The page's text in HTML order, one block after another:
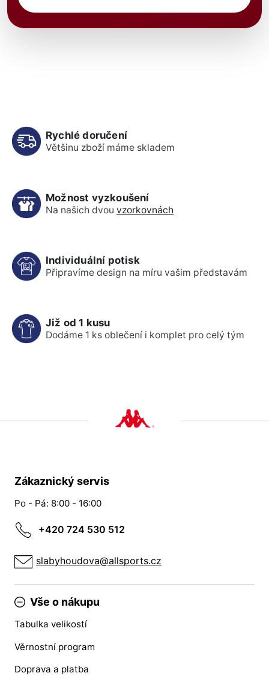
Rychlé doručení
Většinu zboží máme skladem
Možnost vyzkoušení
Na našich dvou vzorkovnách
Individuální potisk
Připravíme design na míru vašim představám
Již od 1 kusu
Dodáme 1 ks oblečení i komplet pro celý tým
Zákaznický servis
Po - Pá: 8:00 - 16:00
+420 724 530 512
slabyhoudova@allsports.cz
Vše o nákupu
Tabulka velikostí
Věrnostní program
Doprava a platba